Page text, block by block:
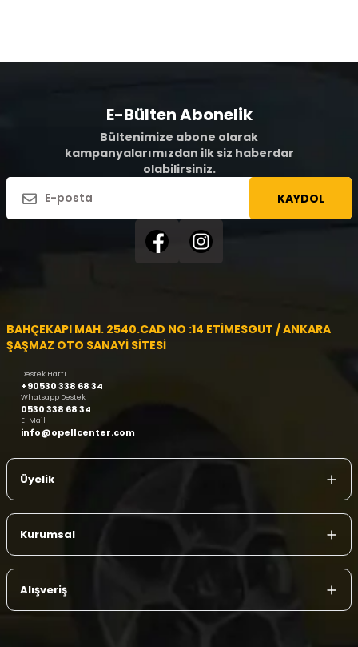
E-Bülten Abonelik
Bültenimize abone olarak
kampanyalarımızdan ilk siz haberdar
olabilirsiniz.
KAYDOL
BAHÇEKAPI MAH. 2540.CAD NO :14 ETİMESGUT / ANKARA
ŞAŞMAZ OTO SANAYİ SİTESİ
Destek Hattı
+90530 338 68 34
Whatsapp Destek
0530 338 68 34
E-Mail
info@opellcenter.com
Üyelik
Kurumsal
Alışveriş